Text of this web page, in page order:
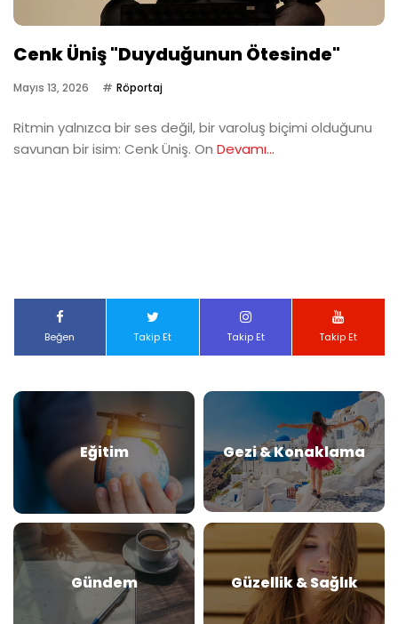
Cenk Üniş "Duyduğunun Ötesinde"
Mayıs 13, 2026 Röportaj
Ritmin yalnızca bir ses değil, bir varoluş biçimi olduğunu
savunan bir isim: Cenk Üniş. On Devamı...
Beğen Takip Et Takip Et Takip Et
Eğitim Gezi & Konaklama
Gündem Güzellik & Sağlık